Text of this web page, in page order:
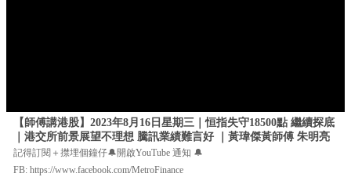
【師傅講港股】2023年8月16日星期三｜恒指失守18500點 繼續探底
｜港交所前景展望不理想 騰訊業績難言好 ｜黃瑋傑黃師傅 朱明亮
記得訂閱＋㩒埋個鐘仔🔔開啟YouTube 通知 🔔
FB: https://www.facebook.com/MetroFinance